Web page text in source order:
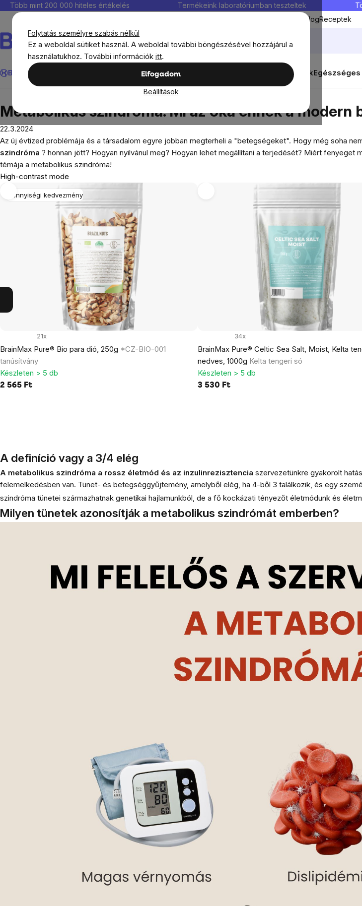
Folytatás személyre szabás nélkül
Ez a weboldal sütiket használ. A weboldal további böngészésével hozzájárul a
használatukhoz. További információk itt.
Elfogadom
Beállítások
Ugrás
tartalomhoz
Több mint 200 000 hiteles értékelés Termékeink laboratóriumban teszteltek
BlogReceptek
Keresés
BrainMax® KedvezményekÉtrendkiegészítők Élelmiszerek
Metabolikus szindróma. Mi az oka ennek a modern betegségnek?
Metabolikus szindróma. Mi az oka ennek a modern
22.3.2024
Az új évtized problémája és a társadalom egyre jobban megterheli a "betegségeket". Hogy még soha
szindróma ? honnan jött? Hogyan nyilvánul meg? Hogyan lehet megállítani a terjedését? Miért
témája a metabolikus szindróma!
High-contrast mode
Mennyiségi kedvezmény
BrainMax Pure® Bio para dió, 250g *CZ-BIO-001
tanúsítvány
21x
Készleten > 5 db
2 565 Ft
BrainMax Pure® Celtic Sea Salt, Moist, Kelta
nedves, 1000g Kelta tengeri só
34x
Készleten > 5 db
3 530 Ft
A definíció vagy a 3/4 elég
A metabolikus szindróma a rossz életmód és az inzulinrezisztencia szervezetünkre gyakorolt
felemelkedésben van. Tünet- és betegséggyűjtemény, amelyből elég, ha 4-ből 3 találkozik, és egy
szindróma tünetei származhatnak genetikai hajlamunkból, de a fő kockázati tényezőt életmódunk és
Milyen tünetek azonosítják a metabolikus szindrómát emberben?